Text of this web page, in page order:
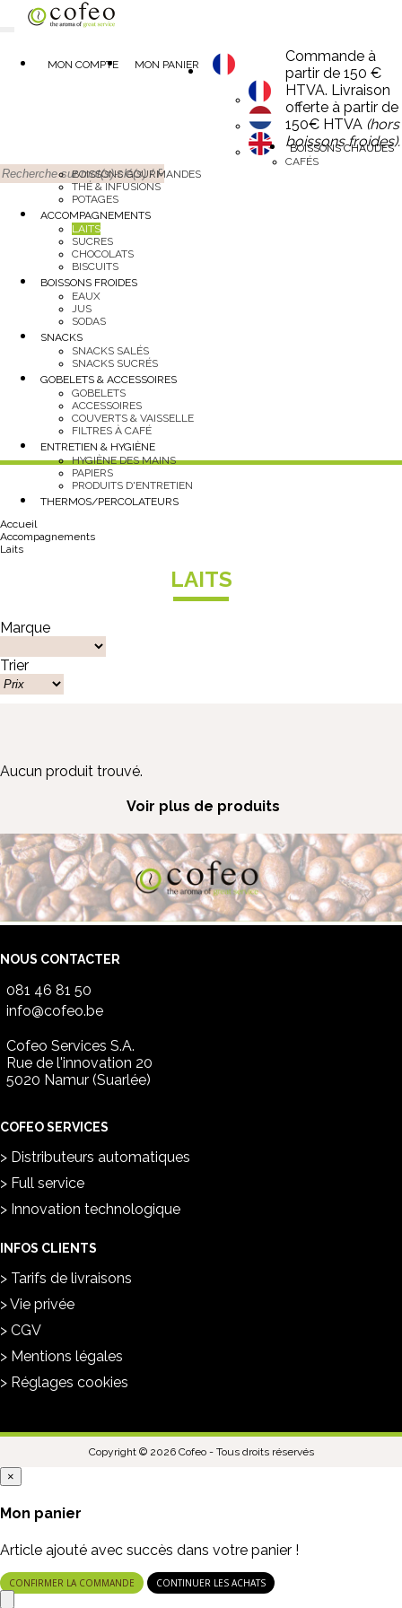
MON COMPTE MON PANIER
Commande à
partir de 150 €
HTVA. Livraison
offerte à partir de
150€ HTVA (hors
boissons froides).
BOISSONS CHAUDES
CAFÉS
BOISSONS GOURMANDES
THÉ & INFUSIONS
POTAGES
ACCOMPAGNEMENTS
LAITS
SUCRES
CHOCOLATS
BISCUITS
BOISSONS FROIDES
EAUX
JUS
SODAS
SNACKS
SNACKS SALÉS
SNACKS SUCRÉS
GOBELETS & ACCESSOIRES
GOBELETS
ACCESSOIRES
COUVERTS & VAISSELLE
FILTRES À CAFÉ
ENTRETIEN & HYGIÈNE
HYGIÈNE DES MAINS
PAPIERS
PRODUITS D'ENTRETIEN
THERMOS/PERCOLATEURS
Accueil
Accompagnements
Laits
LAITS
Marque
Trier
Aucun produit trouvé.
Voir plus de produits
NOUS CONTACTER
081 46 81 50
info@cofeo.be
Cofeo Services S.A.
Rue de l'innovation 20
5020 Namur (Suarlée)
COFEO SERVICES
Distributeurs automatiques
Full service
Innovation technologique
INFOS CLIENTS
Tarifs de livraisons
Vie privée
CGV
Mentions légales
Réglages cookies
Copyright © 2026 Cofeo - Tous droits réservés
×
Mon panier
Article ajouté avec succès dans votre panier !
CONFIRMER LA COMMANDE CONTINUER LES ACHATS